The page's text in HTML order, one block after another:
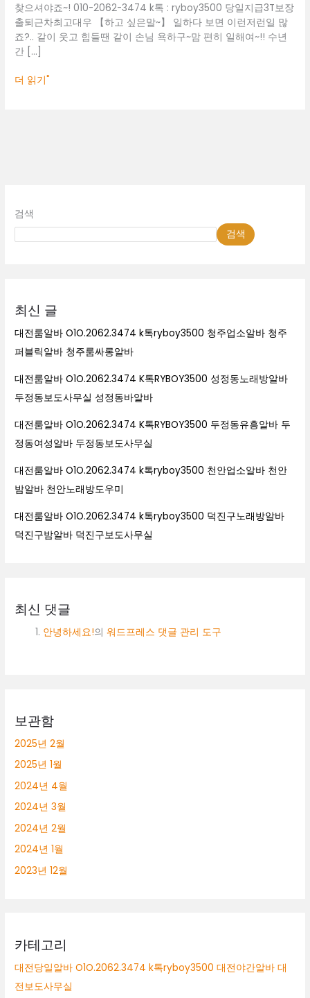
찾으셔야죠~! 010-2062-3474 k톡 : ryboy3500 당일지급3T보장
출퇴근차최고대우 【하고 싶은말~】 일하다 보면 이런저런일 많
죠?.. 같이 웃고 힘들땐 같이 손님 욕하구~맘 편히 일해여~!! 수년
간 […]
시
당
일
알
더 읽기"
검색
검색
최신 글
대전룸알바 O1O.2062.3474 k톡ryboy3500 청주업소알바 청주
퍼블릭알바 청주룸싸롱알바
대전룸알바 O1O.2062.3474 K톡RYBOY3500 성정동노래방알바
두정동보도사무실 성정동바알바
대전룸알바 O1O.2062.3474 K톡RYBOY3500 두정동유흥알바 두
정동여성알바 두정동보도사무실
대전룸알바 O1O.2062.3474 k톡ryboy3500 천안업소알바 천안
밤알바 천안노래방도우미
대전룸알바 O1O.2062.3474 k톡ryboy3500 덕진구노래방알바
덕진구밤알바 덕진구보도사무실
최신 댓글
안녕하세요!의워드프레스 댓글 관리 도구
보관함
2025년 2월
2025년 1월
2024년 4월
2024년 3월
2024년 2월
2024년 1월
2023년 12월
카테고리
대전당일알바 O1O.2062.3474 k톡ryboy3500 대전야간알바 대
전보도사무실